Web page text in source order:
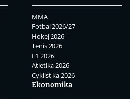
MMA
Fotbal 2026/27
Hokej 2026
Tenis 2026
F1 2026
Atletika 2026
Cyklistika 2026
Ekonomika